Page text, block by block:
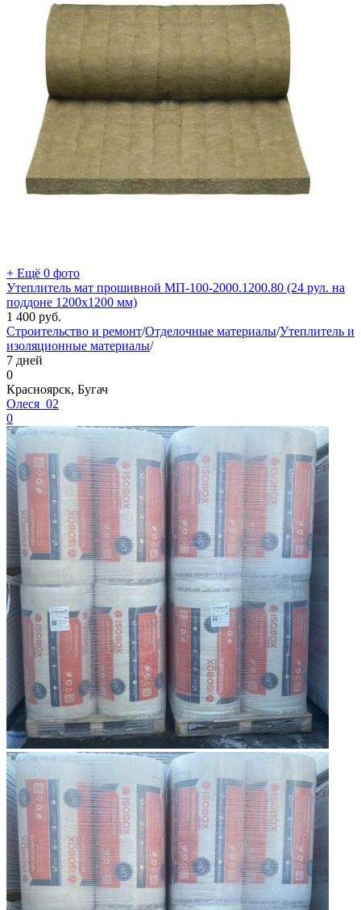
+ Ещё 0 фото
Утеплитель мат прошивной МП-100-2000.1200.80 (24 рул. на
поддоне 1200х1200 мм)
1 400 руб.
Строительство и ремонт/Отделочные материалы/Утеплитель и
изоляционные материалы/
7 дней
0
Красноярск, Бугач
Олеся_02
0